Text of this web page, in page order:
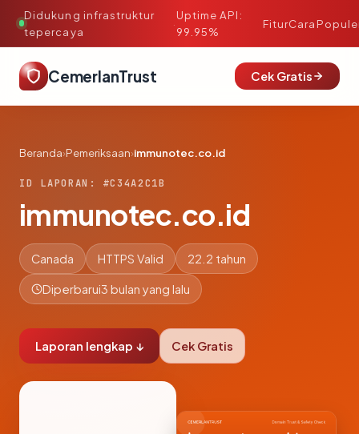
Didukung infrastruktur
tepercaya
·
Uptime API:
99.95%
FiturCara
CemerlanTrust Cek Gratis
Beranda›Pemeriksaan›immunotec.co.id
ID LAPORAN: #C34A2C1B
immunotec.co.id
Canada HTTPS Valid 22.2 tahun
Diperbarui3 bulan yang lalu
Laporan lengkap ↓ Cek Gratis